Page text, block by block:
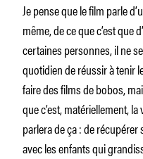
Je pense que le film parle
même, de ce que c’est que
certaines personnes, il ne
quotidien de réussir à tenir
faire des films de bobos,
que c’est, matériellement,
parlera de ça : de
avec les enfants qui